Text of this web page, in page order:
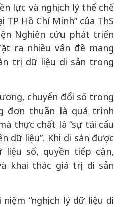
lực và nghịch lý thể chế
Hồ Chí Minh” của ThS
Nghiên cứu phát triển
ra nhiều vấn đề mang
trị dữ liệu di sản trong
chuyển đổi số trong
đơn thuần là quá trình
thực chất là “sự tái cấu
dữ liệu”. Khi di sản được
liệu số, quyền tiếp cận,
khai thác giá trị di sản
“nghịch lý dữ liệu di